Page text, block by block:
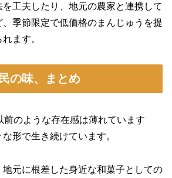
工夫したり、地元の農家と連携して
季節限定で低価格のまんじゅうを提
ます。
の味、まとめ
前のような存在感は薄れています
形で生き続けています。
元に根差した身近な和菓子としての